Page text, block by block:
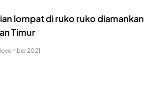
lompat di ruko ruko diamankan
Timur
2021